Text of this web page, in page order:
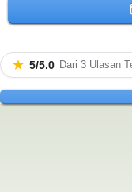
★ 5/5.0 Dari 3 Ulasan